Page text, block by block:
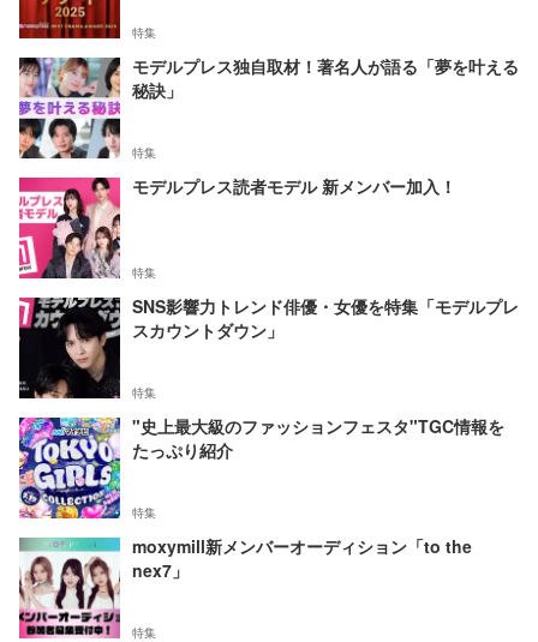
特集
モデルプレス独自取材！著名人が語る「夢を叶える
秘訣」
特集
モデルプレス読者モデル 新メンバー加入！
特集
SNS影響力トレンド俳優・女優を特集「モデルプレ
スカウントダウン」
特集
"史上最大級のファッションフェスタ"TGC情報を
たっぷり紹介
特集
moxymill新メンバーオーディション「to the
nex7」
特集